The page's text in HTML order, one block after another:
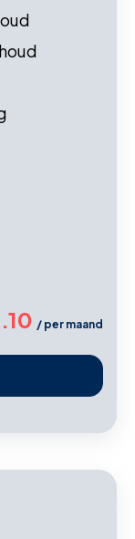
/ per maand